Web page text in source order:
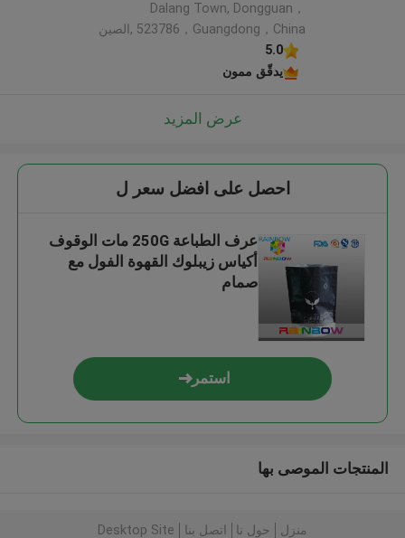
Dalang Town, Dongguan，
523786，Guangdong，China ,الصين
5.0
يدقّق ممون
عرض المزيد
احصل على افضل سعر ل
عرف الطباعة 250G مات الوقوف
أكياس زيبلوك القهوة الفول مع
صمام
استمر
المنتجات الموصى بها
منزل حول نا اتصل بنا Desktop Site